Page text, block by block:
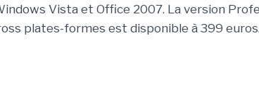
Vista et Office 2007. La version
plates-formes est disponible à 399